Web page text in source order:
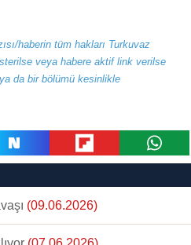
haberin tüm hakları Turkuvaz
veya habere aktif link verilse
da bir bölümü kesinlikle
(09.06.2026)